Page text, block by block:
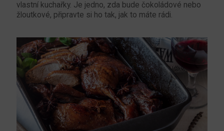
vlastní kuchařky. Je jedno, zda bude čokoládové nebo
žloutkové, připravte si ho tak, jak to máte rádi.